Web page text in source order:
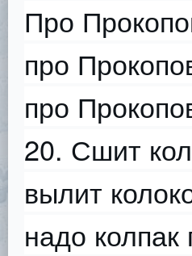
Про
про
про
20. Сшит
вылит
надо